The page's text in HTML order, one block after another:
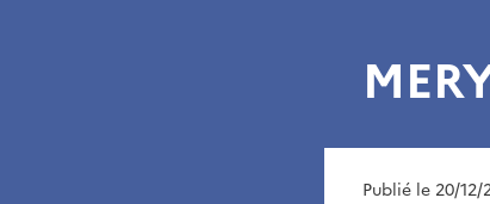
Publié le 20/12/